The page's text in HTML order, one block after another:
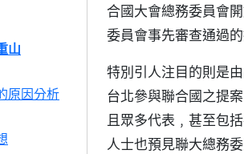
山
原因分析
合國大會總務委員會
委員會事先審查通過
特別引人注目的則是
台北參與聯合國之提
且眾多代表﹐甚至包
人士也預見聯大總務